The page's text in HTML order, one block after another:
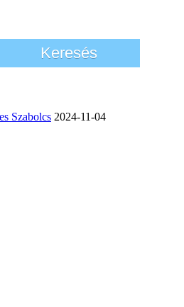
Szabolcs 2024-11-04